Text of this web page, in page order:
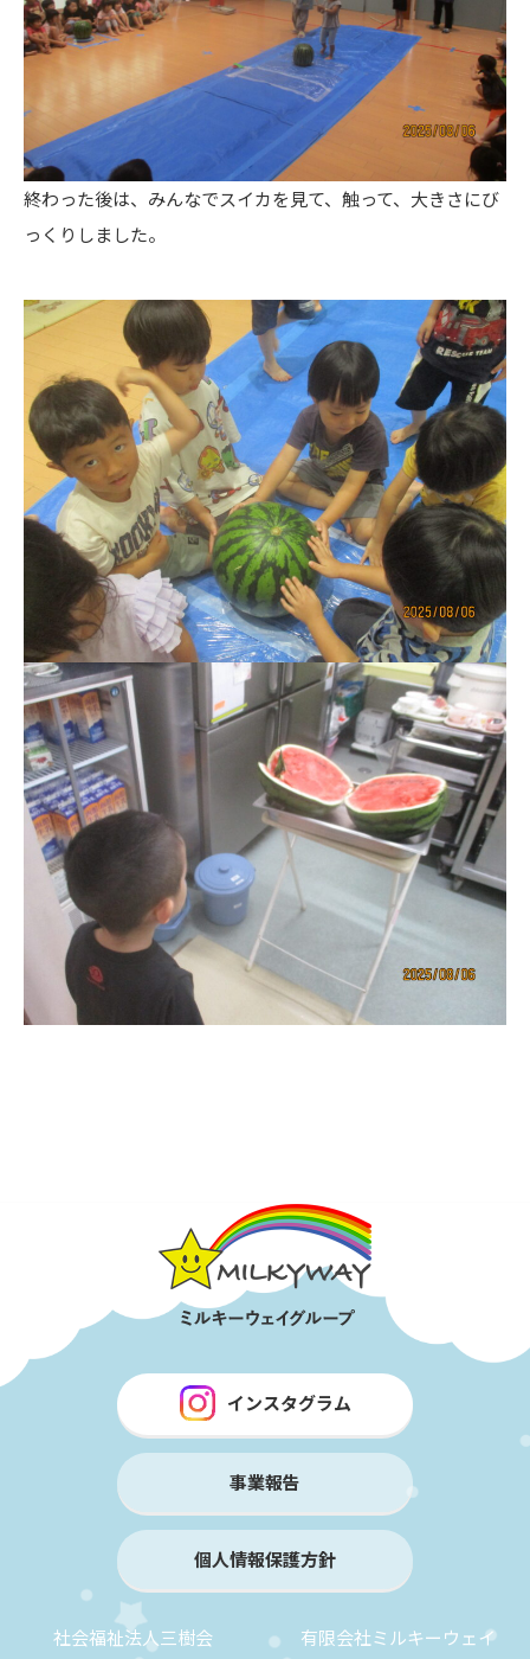
終わった後は、みんなでスイカを見て、触って、大きさにび
っくりしました。
インスタグラム
事業報告
個人情報保護方針
社会福祉法人三樹会 有限会社ミルキーウェイ